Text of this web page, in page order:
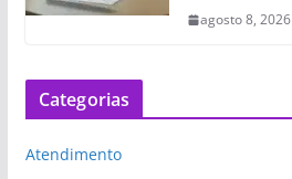
agosto 8, 2026
Categorias
Atendimento